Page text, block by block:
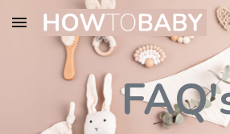
Skip to main content